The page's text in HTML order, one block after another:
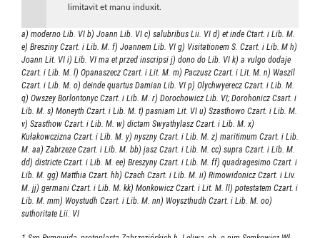
limitavit et manu induxit.
a) moderno Lib. VI b) Joann Lib. VI c) salubribus Lii. VI d) et inde Ctart. i Lib. M.
e) Bresziny Czart. i Lib. M. f) Joannem Lib. VI g) Visitationem S. Czart. i Lib. M h)
Joann Lit. VI i) Lib. VI ma et przed inscripsi j) dono do Lib. VI k) a vulgo dodaje
Czart. i Lib. M. l) Opanaszecz Czart. i Lit. M. m) Paczusz Czart. i Lit. M. n) Waszil
Czart. i Lib. M. o) deinde quartus Damian Lib. VI p) Olychwyerecz Czart. i Lib. M.
q) Owszey Borlontonyc Czart. i Lib. M. r) Dorochowicz Lib. VI; Dorohonicz Csart. i
Lib. M. s) Moneyth Czart. i Lib. M. t) pasniam Lit. VI u) Szasthowo Czart. i Lib. M.
v) Szasthow Czart. i Lib. M. w) dictam Swyathylasz Czart. i Lib. M. x)
Kułakowczizna Czart. i Lib. M. y) nyszny Czart. i Lib. M. z) maritimum Czart. i Lib.
M. aa) Zabrzeze Czart. i Lib. M. bb) jasz Czart. i Lib. M. cc) supra Czart. i Lib. M.
dd) districte Czart. i Lib. M. ee) Breszyny Czart. i Lib. M. ff) quadragesimo Czart. i
Lib. M. gg) Matthia Czart. hh) Czach Czart. i Lib. M. ii) Rimowidonicz Czart. i Liv.
M. jj) germani Czart. i Lib. M. kk) Monkowicz Czart. i Lit. M. ll) potestatem Czart. i
Lib. M. mm) Woystudh Czart. i Lib. M. nn) Woyszthudh Czart. i Lib. M. oo)
suthoritate Lii. VI